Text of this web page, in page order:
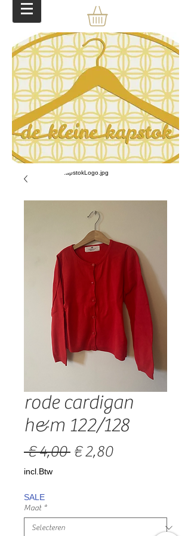
rode cardigan
h&m 122/128
€ 4,00 Normale
€ 2,80Verkoopprijs
incl.Btw
SALE
Maat *